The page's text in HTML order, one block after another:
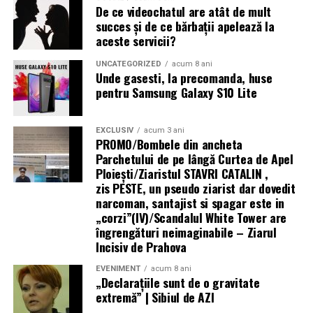
îmbunătățește fertilitateași nu trebuie recomandat cu
scopul de a crește șansele de sarcină. Suprimarea
hormonală oprește funcția ovariană și, implicit, orice
posibilitate de concepție pe durata tratamentului.
Analogii GnRH sunt folosiți uneoripreoperatorpentru
a reduce volumul și vascularizația leziunilor (facilitând
chirurgia), sau
postoperatorpentru a preveni recurența
— dar nu ca tratament de fertilitate în sine.
Mesajul final pentru femeile cu endometrioză și
dorința de sarcină
Endometrioza nu înseamnă infertilitate garantată.
Multe femei cu endometrioză, inclusiv stadii avansate,
rămân gravide — spontan sau cu ajutorul tratamentelor
de reproducere asistată.
Dar infertilitatea asociată endometriozei necesită o
„Există un decalaj
structural între
cerințele actuale ale
fondurilor europene —
care impun
echipamente 100%
electrice — și
capacitatea reală a
infrastructurii de a livra
energie acolo unde se
desfășoară lucrările.
Centrala fotovoltaică
mobilă este răspunsul
De ce videochatul are atât de mult
succes și de ce bărbații apelează la
aceste servicii?
UNCATEGORIZED acum 8 ani
Unde gasesti, la precomanda, huse
pentru Samsung Galaxy S10 Lite
EXCLUSIV acum 3 ani
PROMO/Bombele din ancheta
Parchetului de pe lângă Curtea de Apel
Ploieşti/Ziaristul STAVRI CATALIN ,
zis PESTE, un pseudo ziarist dar dovedit
narcoman, santajist si spagar este in
„corzi”(IV)/Scandalul White Tower are
îngrengături neimaginabile – Ziarul
Incisiv de Prahova
EVENIMENT acum 8 ani
„Declaraţiile sunt de o gravitate
extremă” | Sibiul de AZI